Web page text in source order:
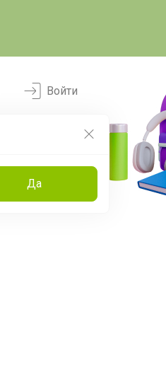
Да
Войти
Эксперты